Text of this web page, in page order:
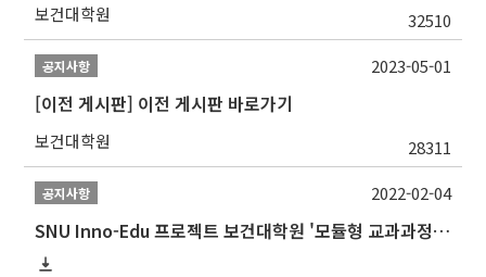
보건대학원 32510
공지사항
[이전 게시판] 이전 게시판 바로가기
보건대학원 28311
2023-05-01
공지사항
SNU Inno-Edu 프로젝트 보건대학원 '모듈형 교과과정' 안내(revised 2022/2/28)
2022-02-04